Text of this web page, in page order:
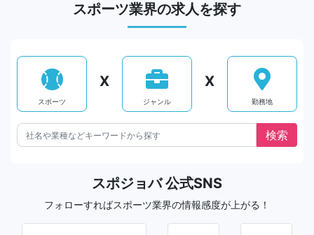
スポーツ業界の求人を探す
スポーツ
X
ジャンル
X
勤務地
スポジョバ 公式SNS
フォローすればスポーツ業界の情報感度が上がる！